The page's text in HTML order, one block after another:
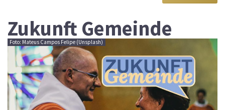
Zukunft Gemeinde
Foto: Mateus Campos Felipe (Unsplash)